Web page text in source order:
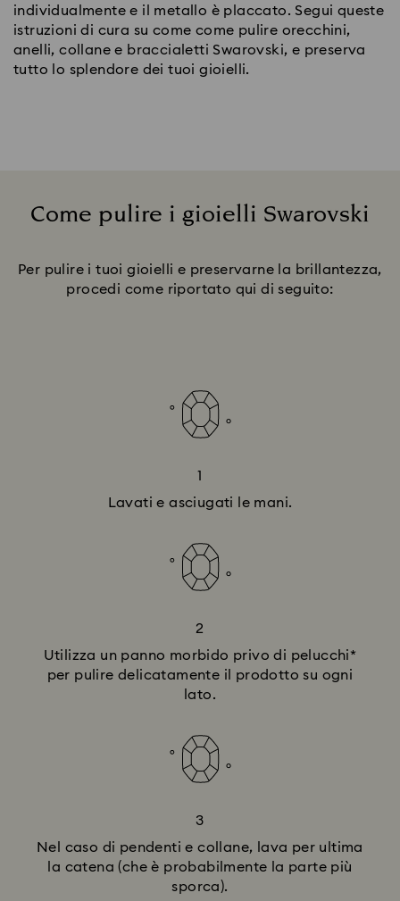
individualmente e il metallo è placcato. Segui queste
istruzioni di cura su come come pulire orecchini,
anelli, collane e braccialetti Swarovski, e preserva
tutto lo splendore dei tuoi gioielli.
Come pulire i gioielli Swarovski
Per pulire i tuoi gioielli e preservarne la brillantezza,
procedi come riportato qui di seguito:
1
Lavati e asciugati le mani.
2
Utilizza un panno morbido privo di pelucchi*
per pulire delicatamente il prodotto su ogni
lato.
3
Nel caso di pendenti e collane, lava per ultima
la catena (che è probabilmente la parte più
sporca).